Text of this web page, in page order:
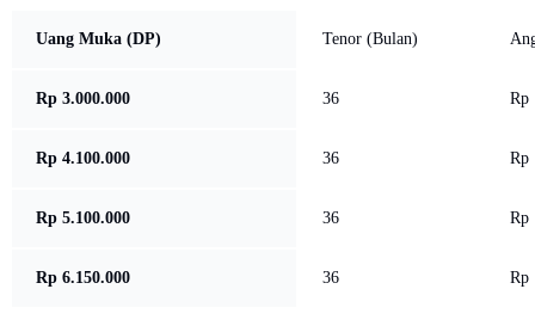
Uang Muka (DP) Tenor (Bulan)
Rp 3.000.000 36 Rp
Rp 4.100.000 36 Rp
Rp 5.100.000 36 Rp
Rp 6.150.000 36 Rp